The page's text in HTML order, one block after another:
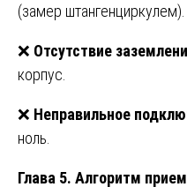
(замер штангенциркулем).
❌ Отсутствие
корпус.
❌ Неправильное
ноль.
Глава 5. Алгоритм